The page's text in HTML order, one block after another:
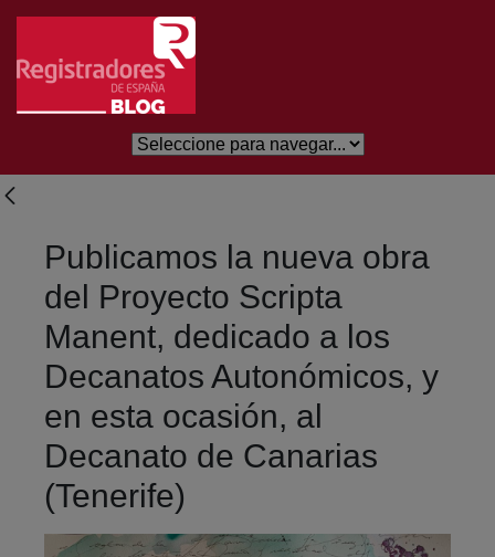
Skip to Main Content
Publicamos la nueva obra
del Proyecto Scripta
Manent, dedicado a los
Decanatos Autonómicos, y
en esta ocasión, al
Decanato de Canarias
(Tenerife)